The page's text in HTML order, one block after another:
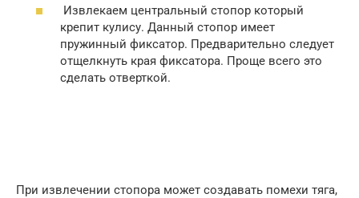
Извлекаем центральный стопор который
крепит кулису. Данный стопор имеет
пружинный фиксатор. Предварительно следует
отщелкнуть края фиксатора. Проще всего это
сделать отверткой.
При извлечении стопора может создавать помехи тяга,